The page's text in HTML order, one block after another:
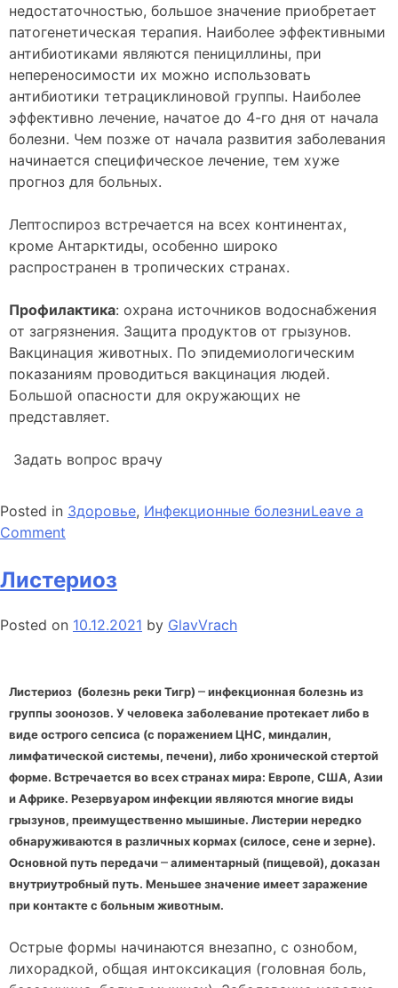
недостаточностью, большое значение приобретает
патогенетическая терапия. Наиболее эффективными
антибиотиками являются пенициллины, при
непереносимости их можно использовать
антибиотики тетрациклиновой группы. Наиболее
эффективно лечение, начатое до 4-го дня от начала
болезни. Чем позже от начала развития заболевания
начинается специфическое лечение, тем хуже
прогноз для больных.
Лептоспироз встречается на всех континентах,
кроме Антарктиды, особенно широко
распространен в тропических странах.
Профилактика: охрана источников водоснабжения
от загрязнения. Защита продуктов от грызунов.
Вакцинация животных. По эпидемиологическим
показаниям проводиться вакцинация людей.
Большой опасности для окружающих не
представляет.
Задать вопрос врачу
Posted in Здоровье, Инфекционные болезниLeave a
Comment
Листериоз
Posted on 10.12.2021 by GlavVrach
Листериоз (болезнь реки Тигр) –инфекционная болезнь из
группы зоонозов. У человека заболевание протекает либо в
виде острого сепсиса (с поражением ЦНС, миндалин,
лимфатической системы, печени), либо хронической стертой
форме. Встречается во всех странах мира: Европе, США, Азии
и Африке. Резервуаром инфекции являются многие виды
грызунов, преимущественно мышиные. Листерии нередко
обнаруживаются в различных кормах (силосе, сене и зерне).
Основной путь передачи–алиментарный (пищевой), доказан
внутриутробный путь. Меньшее значение имеет заражение
при контакте с больным животным.
Острые формы начинаются внезапно, с ознобом,
лихорадкой, общая интоксикация (головная боль,